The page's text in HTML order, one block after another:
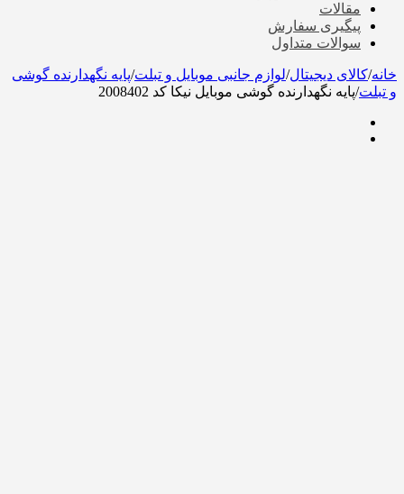
مقالات
پیگیری سفارش
سوالات متداول
خانه/کالای دیجیتال/لوازم جانبی موبایل و تبلت/پایه نگهدارنده گوشی
و تبلت/پایه نگهدارنده گوشی موبایل نیکا کد 2008402